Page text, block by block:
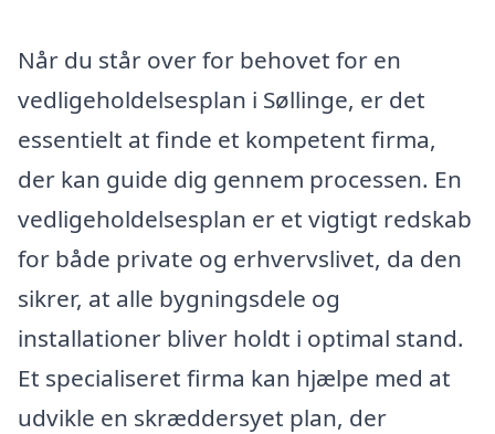
Når du står over for behovet for en
vedligeholdelsesplan i Søllinge, er det
essentielt at finde et kompetent firma,
der kan guide dig gennem processen. En
vedligeholdelsesplan er et vigtigt redskab
for både private og erhvervslivet, da den
sikrer, at alle bygningsdele og
installationer bliver holdt i optimal stand.
Et specialiseret firma kan hjælpe med at
udvikle en skræddersyet plan, der